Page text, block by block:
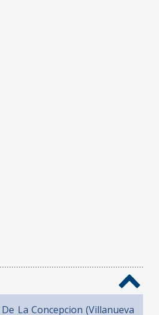
La Concepcion (Villanueva